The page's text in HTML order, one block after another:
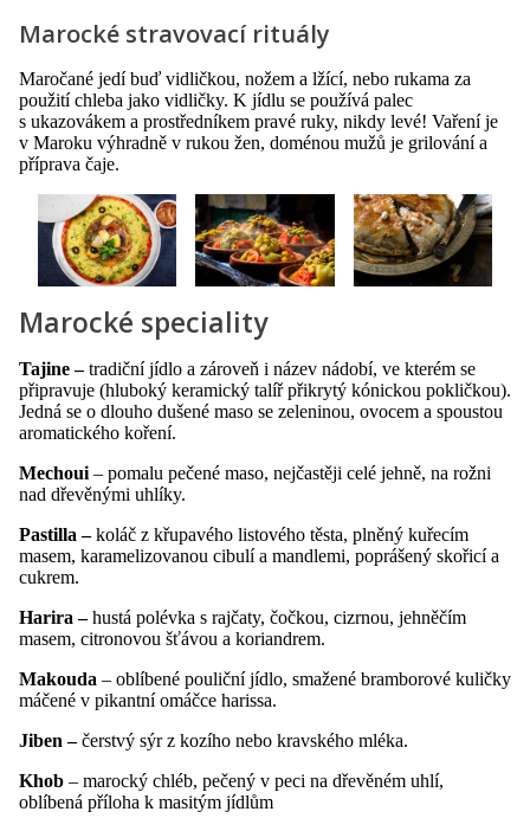
Marocké stravovací rituály
Maročané jedí buď vidličkou, nožem a lžící, nebo rukama za
použití chleba jako vidličky. K jídlu se používá palec
s ukazovákem a prostředníkem pravé ruky, nikdy levé! Vaření je
v Maroku výhradně v rukou žen, doménou mužů je grilování a
příprava čaje.
Marocké speciality
Tajine –tradiční jídlo a zároveň i název nádobí, ve kterém se
připravuje (hluboký keramický talíř přikrytý kónickou pokličkou).
Jedná se o dlouho dušené maso se zeleninou, ovocem a spoustou
aromatického koření.
Mechoui – pomalu pečené maso, nejčastěji celé jehně, na rožni
nad dřevěnými uhlíky.
Pastilla –koláč z křupavého listového těsta, plněný kuřecím
masem, karamelizovanou cibulí a mandlemi, poprášený skořicí a
cukrem.
Harira –hustá polévka s rajčaty, čočkou, cizrnou, jehněčím
masem, citronovou šťávou a koriandrem.
Makouda – oblíbené pouliční jídlo, smažené bramborové kuličky
máčené v pikantní omáčce harissa.
Jiben –čerstvý sýr z kozího nebo kravského mléka.
Khob – marocký­­ chléb, pečený v peci na dřevěném uhlí,
oblíbená příloha k masitým jídlům